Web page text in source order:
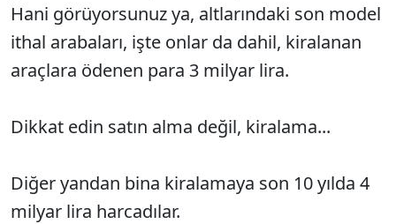
Hani görüyorsunuz ya, altlarındaki son model
ithal arabaları, işte onlar da dahil, kiralanan
araçlara ödenen para 3 milyar lira.
Dikkat edin satın alma değil, kiralama...
Diğer yandan bina kiralamaya son 10 yılda 4
milyar lira harcadılar.